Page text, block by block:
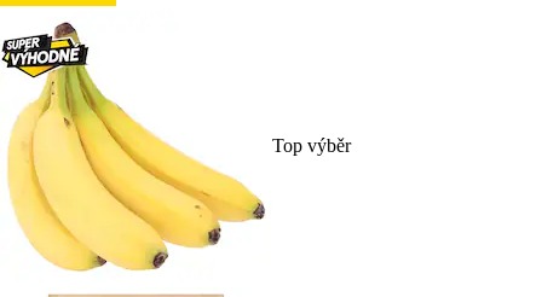
Top výběr